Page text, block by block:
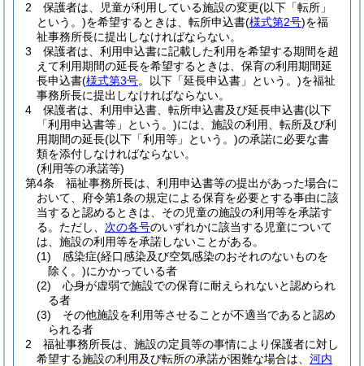
2
保護者は、児童が利用している施設の変更(以下「転所」
という。)を希望するときは、転所申込書(様式第2号)を福
祉事務所長に提出しなければならない。
3
保護者は、利用申込書に記載した利用を希望する期間を超
えて利用期間の延長を希望するときは、保育の利用期間延
長申込書(様式第3号。以下「延長申込書」という。)を福祉
事務所長に提出しなければならない。
4
保護者は、利用申込書、転所申込書及び延長申込書(以下
「利用申込書等」という。)には、施設の利用、転所及び利
用期間の延長(以下「利用等」という。)の承諾に必要な書
類を添付しなければならない。
(利用等の承諾等)
第4条
福祉事務所長は、利用申込書等の提出があった場合に
おいて、府令第1条の規定による保育を必要とする事由に該
当すると認めるときは、その児童の施設の利用等を承諾す
る。 ただし、 次の各号のいずれかに該当する児童について
は、施設の利用等を承諾しないことがある。
(1)
感染症(経口感染及び空気感染のおそれのないものを
除く。)にかかっている者
(2)
心身が虚弱で施設での保育に耐えられないと認められ
る者
(3)
その他施設を利用等させることが不適当であると認め
られる者
2
福祉事務所長は、施設の定員等の事情により保護者に対し
希望する施設の利用及び転所の承諾が困難な場合は、 河内